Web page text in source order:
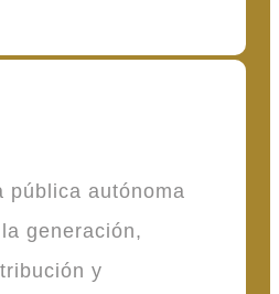
pública autónoma
generación,
y